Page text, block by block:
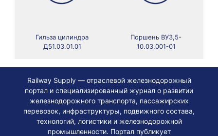
Гильза цилиндра
Д51.03.01.01
Поршень ВУ3,5-
10.03.001-01
Railway Supply — отраслевой железнодорожный
портал и специализированный журнал о развитии
железнодорожного транспорта, пассажирских
перевозок, инфраструктуры, подвижного состава,
технологий, логистики и железнодорожной
промышленности. Портал публикует